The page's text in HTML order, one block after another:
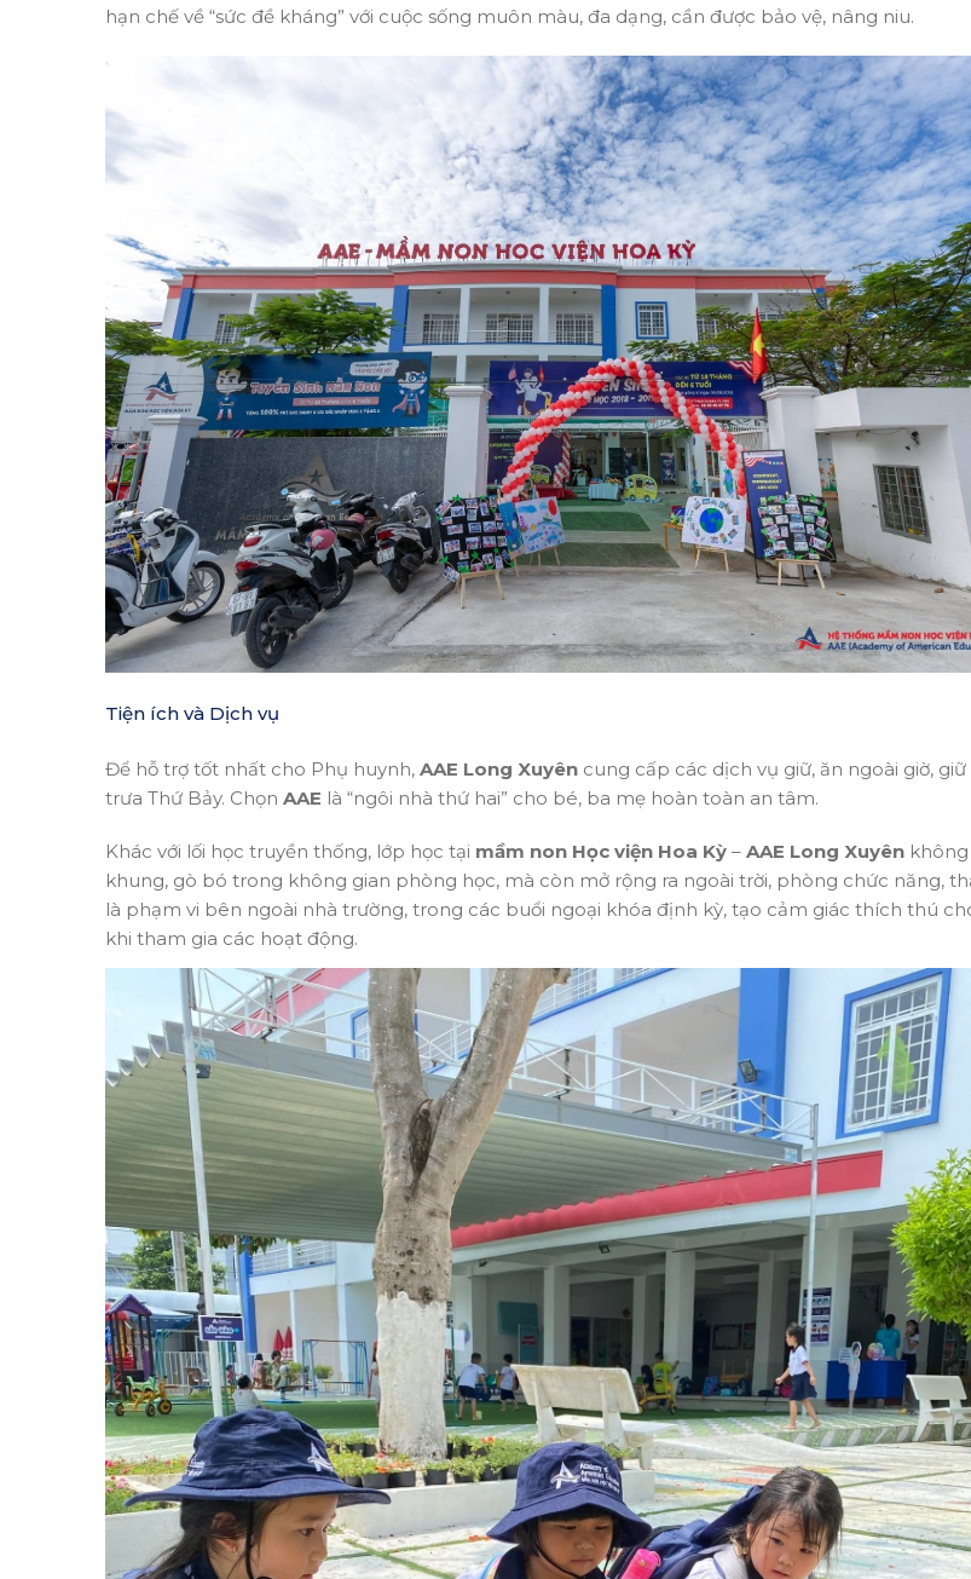
hạn chế về “sức đề kháng” với cuộc sống muôn màu, đa dạng, cần được bảo vệ, nâng niu.
Tiện ích và Dịch vụ
Để hỗ trợ tốt nhất cho Phụ huynh, AAE Long Xuyên cung cấp các dịch vụ giữ, ăn ngoài giờ, giữ
trưa Thứ Bảy. Chọn AAE là “ngôi nhà thứ hai” cho bé, ba mẹ hoàn toàn an tâm.
Khác với lối học truyền thống, lớp học tại mầm non Học viện Hoa Kỳ – AAE Long Xuyên
khung, gò bó trong không gian phòng học, mà còn mở rộng ra ngoài trời, phòng chức năng,
là phạm vi bên ngoài nhà trường, trong các buổi ngoại khóa định kỳ, tạo cảm giác thích thú
khi tham gia các hoạt động.